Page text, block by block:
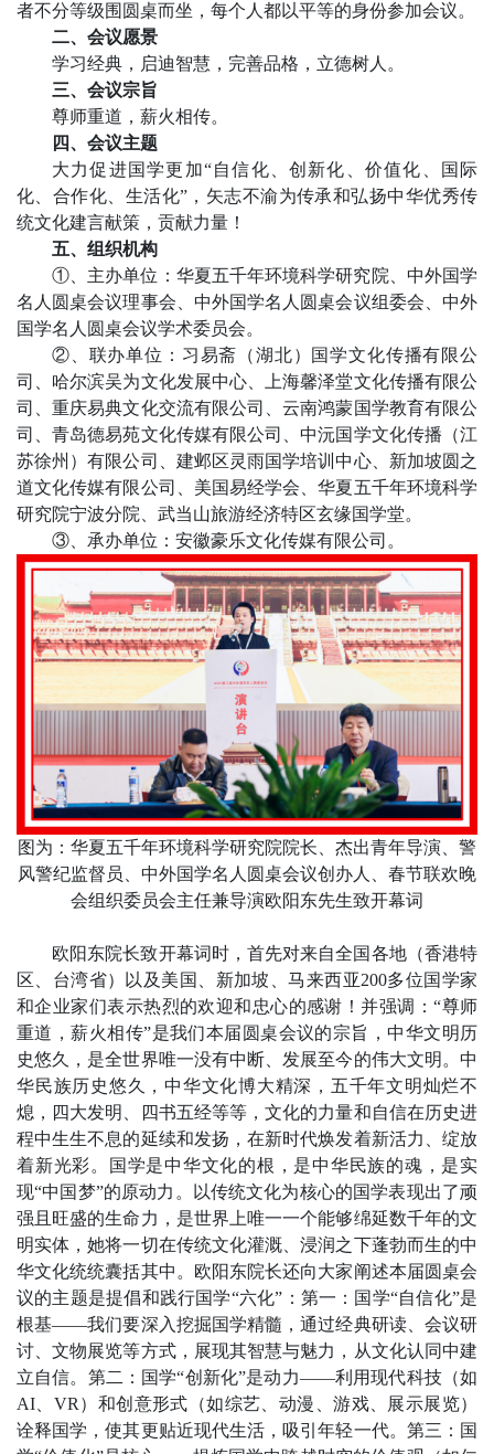
者不分等级围圆桌而坐，每个人都以平等的身份参加会议。
二、会议愿景
学习经典，启迪智慧，完善品格，立德树人。
三、会议宗旨
尊师重道，薪火相传。
四、会议主题
大力促进国学更加“自信化、创新化、价值化、国际
化、合作化、生活化”，矢志不渝为传承和弘扬中华优秀传
统文化建言献策，贡献力量！
五、组织机构
①、主办单位：华夏五千年环境科学研究院、中外国学
名人圆桌会议理事会、中外国学名人圆桌会议组委会、中外
国学名人圆桌会议学术委员会。
②、联办单位：习易斋（湖北）国学文化传播有限公
司、哈尔滨吴为文化发展中心、上海馨泽堂文化传播有限公
司、重庆易典文化交流有限公司、云南鸿蒙国学教育有限公
司、青岛德易苑文化传媒有限公司、中沅国学文化传播（江
苏徐州）有限公司、建邺区灵雨国学培训中心、新加坡圆之
道文化传媒有限公司、美国易经学会、华夏五千年环境科学
研究院宁波分院、武当山旅游经济特区玄缘国学堂。
③、承办单位：安徽豪乐文化传媒有限公司。
图为：华夏五千年环境科学研究院院长、杰出青年导演、警
风警纪监督员、中外国学名人圆桌会议创办人、春节联欢晚
会组织委员会主任兼导演欧阳东先生致开幕词
欧阳东院长致开幕词时，首先对来自全国各地（香港特
区、台湾省）以及美国、新加坡、马来西亚200多位国学家
和企业家们表示热烈的欢迎和忠心的感谢！并强调：“尊师
重道，薪火相传”是我们本届圆桌会议的宗旨，中华文明历
史悠久，是全世界唯一没有中断、发展至今的伟大文明。中
华民族历史悠久，中华文化博大精深，五千年文明灿烂不
熄，四大发明、四书五经等等，文化的力量和自信在历史进
程中生生不息的延续和发扬，在新时代焕发着新活力、绽放
着新光彩。国学是中华文化的根，是中华民族的魂，是实
现“中国梦”的原动力。以传统文化为核心的国学表现出了顽
强且旺盛的生命力，是世界上唯一一个能够绵延数千年的文
明实体，她将一切在传统文化灌溉、浸润之下蓬勃而生的中
华文化统统囊括其中。欧阳东院长还向大家阐述本届圆桌会
议的主题是提倡和践行国学“六化”：第一：国学“自信化”是
根基——我们要深入挖掘国学精髓，通过经典研读、会议研
讨、文物展览等方式，展现其智慧与魅力，从文化认同中建
立自信。第二：国学“创新化”是动力——利用现代科技（如
AI
VR ）和创意形式（如综艺、动漫、游戏、展示展览）
诠释国学，使其更贴近现代生活，吸引年轻一代。第三：国